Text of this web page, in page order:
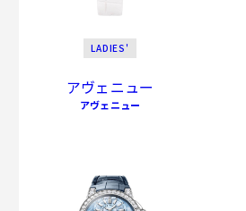
LADIES'
アヴェニュー
アヴェニュー